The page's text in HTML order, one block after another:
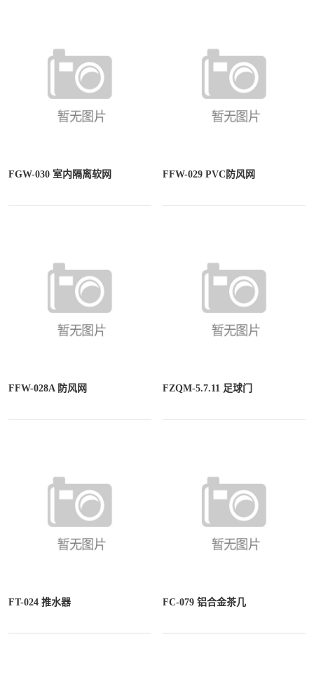
FGW-030 室内隔离软网 FFW-029 PVC防风网
FFW-028A 防风网 FZQM-5.7.11 足球门
FT-024 推水器 FC-079 铝合金茶几